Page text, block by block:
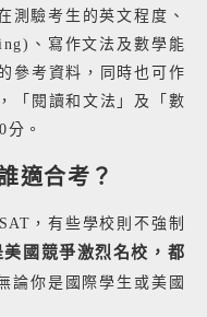
測驗考生的英文程度、
、寫作文法及數學能
參考資料，同時也可作
「閱讀和文法」及「數
。
適合考？
，有些學校則不強制
國競爭激烈名校，都
論你是國際學生或美國